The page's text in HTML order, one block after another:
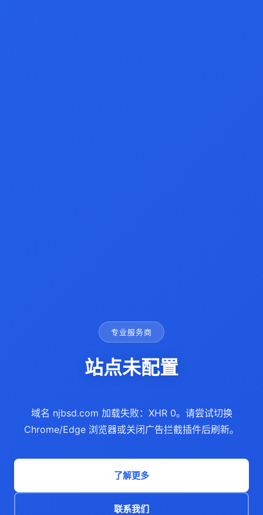
专业服务商
站点未配置
域名 njbsd.com 加载失败：XHR 0。请尝试切换
Chrome/Edge 浏览器或关闭广告拦截插件后刷新。
了解更多
联系我们